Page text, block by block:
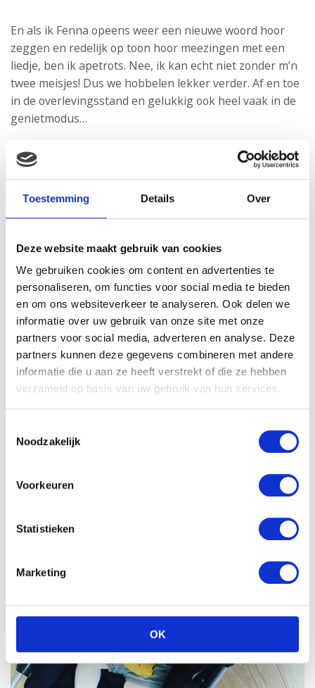
Toestemming Details Over
Deze website maakt gebruik van cookies
We gebruiken cookies om content en advertenties te
personaliseren, om functies voor social media te bieden
en om ons websiteverkeer te analyseren. Ook delen we
informatie over uw gebruik van onze site met onze
partners voor social media, adverteren en analyse. Deze
partners kunnen deze gegevens combineren met andere
informatie die u aan ze heeft verstrekt of die ze hebben
verzameld op basis van uw gebruik van hun services.
Noodzakelijk
Voorkeuren
Statistieken
Marketing
OK
En als ik Fenna opeens weer een nieuwe woord hoor
zeggen en redelijk op toon hoor meezingen met een
liedje, ben ik apetrots. Nee, ik kan echt niet zonder m’n
twee meisjes! Dus we hobbelen lekker verder. Af en toe
in de overlevingsstand en gelukkig ook heel vaak in de
genietmodus…
Nu al samen spelen